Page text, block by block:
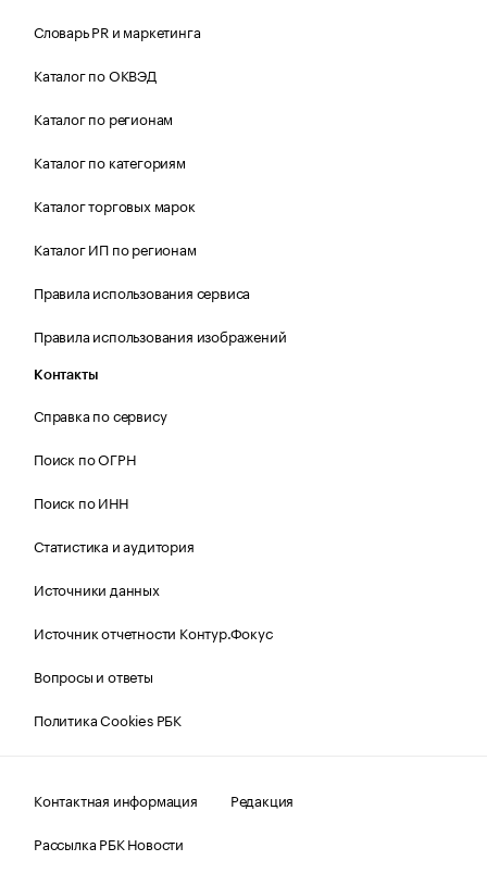
Словарь PR и маркетинга
Каталог по ОКВЭД
Каталог по регионам
Каталог по категориям
Каталог торговых марок
Каталог ИП по регионам
Правила использования сервиса
Правила использования изображений
Контакты
Справка по сервису
Поиск по ОГРН
Поиск по ИНН
Статистика и аудитория
Источники данных
Источник отчетности Контур.Фокус
Вопросы и ответы
Политика Cookies РБК
Контактная информация
Редакция
Рассылка РБК Новости